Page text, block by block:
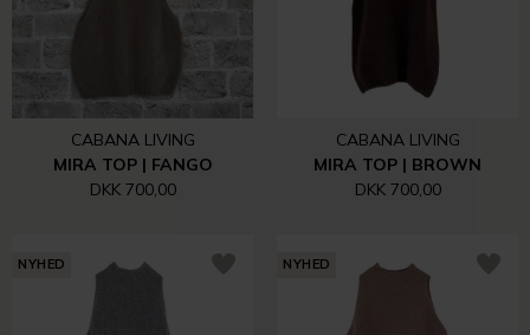
CABANA LIVING
MIRA TOP | FANGO
DKK 700,00
CABANA LIVING
MIRA TOP | BROWN
DKK 700,00
NYHED NYHED